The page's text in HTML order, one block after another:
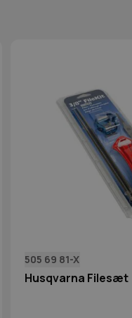
505 69 81-X
Husqvarna Filesæt